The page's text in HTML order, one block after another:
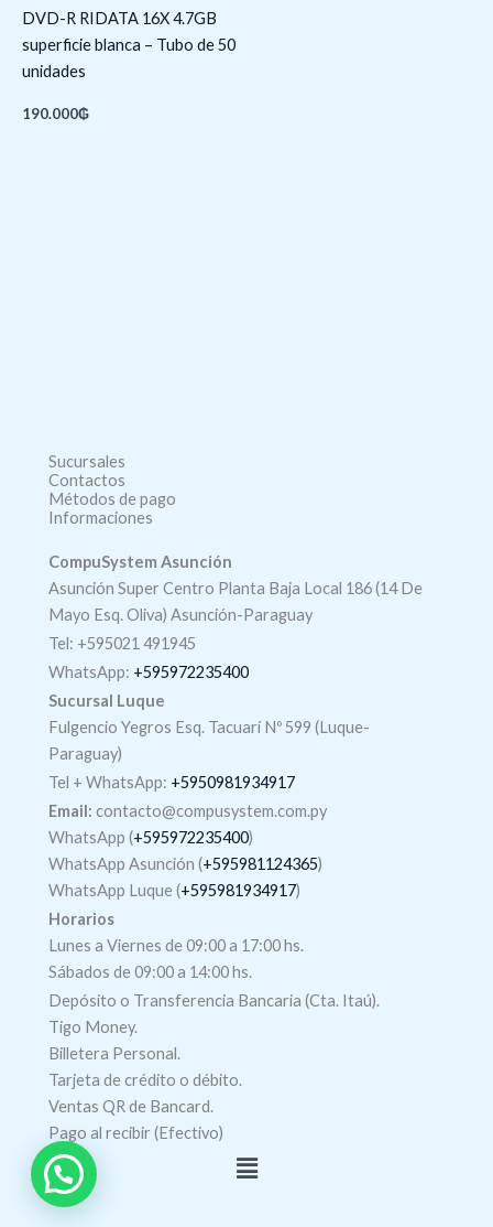
DVD-R RIDATA 16X 4.7GB
superficie blanca – Tubo de 50
unidades
190.000₲
Sucursales
Contactos
Métodos de pago
Informaciones
CompuSystem Asunción
Asunción Super Centro Planta Baja Local 186 (14 De
Mayo Esq. Oliva) Asunción-Paraguay
Tel: +595021 491945
WhatsApp: +595972235400
Sucursal Luque
Fulgencio Yegros Esq. Tacuarí Nº 599 (Luque-
Paraguay)
Tel + WhatsApp: +5950981934917
Email: contacto@compusystem.com.py
WhatsApp (+595972235400)
WhatsApp Asunción (+595981124365)
WhatsApp Luque (+595981934917)
Horarios
Lunes a Viernes de 09:00 a 17:00 hs.
Sábados de 09:00 a 14:00 hs.
Depósito o Transferencia Bancaria (Cta. Itaú).
Tigo Money.
Billetera Personal.
Tarjeta de crédito o débito.
Ventas QR de Bancard.
Pago al recibir (Efectivo)
Menú